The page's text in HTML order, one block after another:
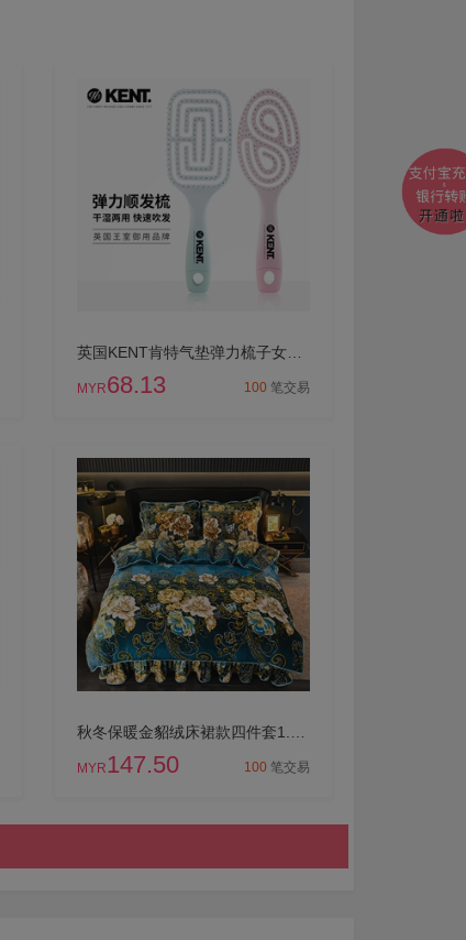
英国KENT肯特气垫弹力梳子女家用长发气囊按摩卷发梳排骨梳回弹梳
MYR68.13 100 笔交易
MYR 147.50 100 笔交易